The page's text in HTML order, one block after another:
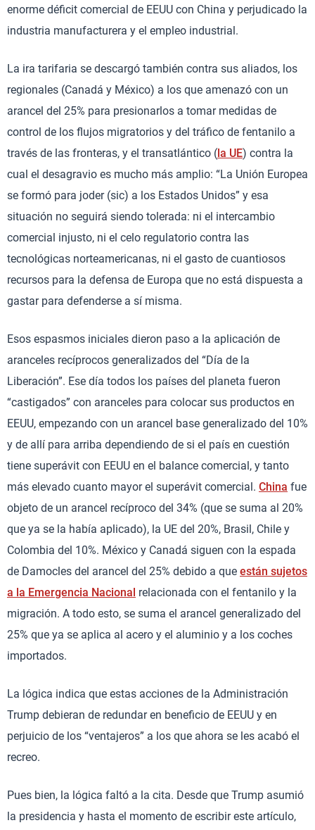
enorme déficit comercial de EEUU con China y perjudicado la
industria manufacturera y el empleo industrial.
La ira tarifaria se descargó también contra sus aliados, los
regionales (Canadá y México) a los que amenazó con un
arancel del 25% para presionarlos a tomar medidas de
control de los flujos migratorios y del tráfico de fentanilo a
través de las fronteras, y el transatlántico (la UE) contra la
cual el desagravio es mucho más amplio: “La Unión Europea
se formó para joder (sic) a los Estados Unidos” y esa
situación no seguirá siendo tolerada: ni el intercambio
comercial injusto, ni el celo regulatorio contra las
tecnológicas norteamericanas, ni el gasto de cuantiosos
recursos para la defensa de Europa que no está dispuesta a
gastar para defenderse a sí misma.
Esos espasmos iniciales dieron paso a la aplicación de
aranceles recíprocos generalizados del “Día de la
Liberación”. Ese día todos los países del planeta fueron
“castigados” con aranceles para colocar sus productos en
EEUU, empezando con un arancel base generalizado del 10%
y de allí para arriba dependiendo de si el país en cuestión
tiene superávit con EEUU en el balance comercial, y tanto
más elevado cuanto mayor el superávit comercial. China fue
objeto de un arancel recíproco del 34% (que se suma al 20%
que ya se la había aplicado), la UE del 20%, Brasil, Chile y
Colombia del 10%. México y Canadá siguen con la espada
de Damocles del arancel del 25% debido a que están sujetos
a la Emergencia Nacional relacionada con el fentanilo y la
migración. A todo esto, se suma el arancel generalizado del
25% que ya se aplica al acero y el aluminio y a los coches
importados.
La lógica indica que estas acciones de la Administración
Trump debieran de redundar en beneficio de EEUU y en
perjuicio de los “ventajeros” a los que ahora se les acabó el
recreo.
Pues bien, la lógica faltó a la cita. Desde que Trump asumió
la presidencia y hasta el momento de escribir este artículo,